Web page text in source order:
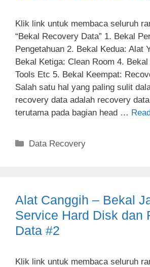
Klik link untuk membaca seluruh
“Bekal Recovery Data” 1. Bekal
Pengetahuan 2. Bekal Kedua: Alat
Bekal Ketiga: Clean Room 4.
Tools Etc 5. Bekal Keempat:
Salah satu hal yang paling sulit
recovery data adalah recovery
terutama pada bagian head …
Categories
Data Recovery
Alat Canggih – Bekal
Service Hard Disk dan
Data #2
Klik link untuk membaca seluruh